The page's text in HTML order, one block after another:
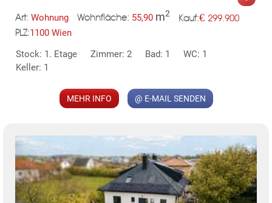
KLIS
Art: Wohnung Wohnfläche: 55,90 m2 Kauf:€ 299.900
PLZ:1100 Wien
Stock: 1. Etage
Zimmer: 2 Bad: 1
WC: 1
Keller: 1
MEHR INFO @ E-MAIL SENDEN